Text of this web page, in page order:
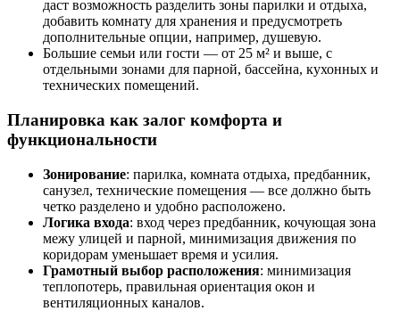
даст возможность разделить зоны парилки и отдыха,
добавить комнату для хранения и предусмотреть
дополнительные опции, например, душевую.
Большие семьи или гости — от 25 м² и выше, с
отдельными зонами для парной, бассейна, кухонных и
технических помещений.
Планировка как залог комфорта и
функциональности
Зонирование: парилка, комната отдыха, предбанник,
санузел, технические помещения — все должно быть
четко разделено и удобно расположено.
Логика входа: вход через предбанник, кочующая зона
межу улицей и парной, минимизация движения по
коридорам уменьшает время и усилия.
Грамотный выбор расположения: минимизация
теплопотерь, правильная ориентация окон и
вентиляционных каналов.